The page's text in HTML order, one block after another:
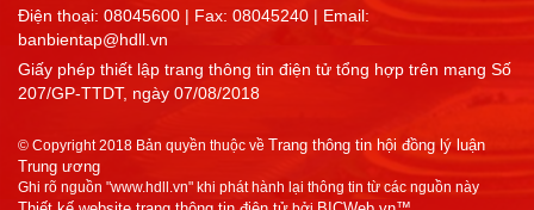
Điện thoại: 08045600 | Fax: 08045240 | Email:
banbientap@hdll.vn
Giấy phép thiết lập trang thông tin điện tử tổng hợp trên mạng Số
207/GP-TTDT, ngày 07/08/2018
© Copyright 2018 Bản quyền thuộc về Trang thông tin hội đồng lý luận
Trung ương
Ghi rõ nguồn "www.hdll.vn" khi phát hành lại thông tin từ các nguồn này